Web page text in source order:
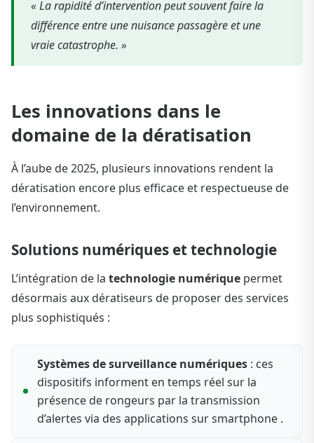
« La rapidité d’intervention peut souvent faire la
différence entre une nuisance passagère et une
vraie catastrophe. »
Les innovations dans le
domaine de la dératisation
À l’aube de 2025, plusieurs innovations rendent la
dératisation encore plus efficace et respectueuse de
l’environnement.
Solutions numériques et technologie
L’intégration de la technologie numérique permet
désormais aux dératiseurs de proposer des services
plus sophistiqués :
Systèmes de surveillance numériques : ces
dispositifs informent en temps réel sur la
présence de rongeurs par la transmission
d’alertes via des applications sur smartphone .